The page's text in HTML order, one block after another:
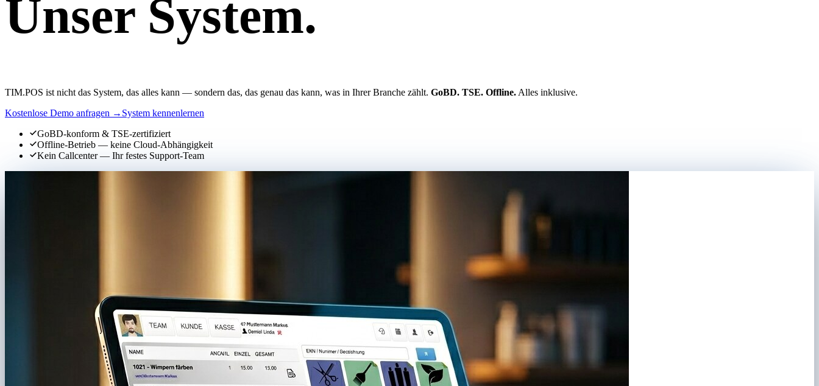
Unser System.
TIM.POS ist nicht das System, das alles kann — sondern das, das genau das kann, was in Ihrer Branche zählt. GoBD. TSE. Offline.Alles inklusive.
Kostenlose Demo anfragen → System kennenlernen
GoBD-konform & TSE-zertifiziert
Offline-Betrieb — keine Cloud-Abhängigkeit
Kein Callcenter — Ihr festes Support-Team